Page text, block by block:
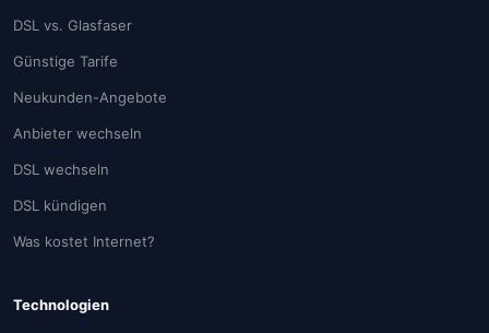
DSL vs. Glasfaser
Günstige Tarife
Neukunden-Angebote
Anbieter wechseln
DSL wechseln
DSL kündigen
Was kostet Internet?
Technologien